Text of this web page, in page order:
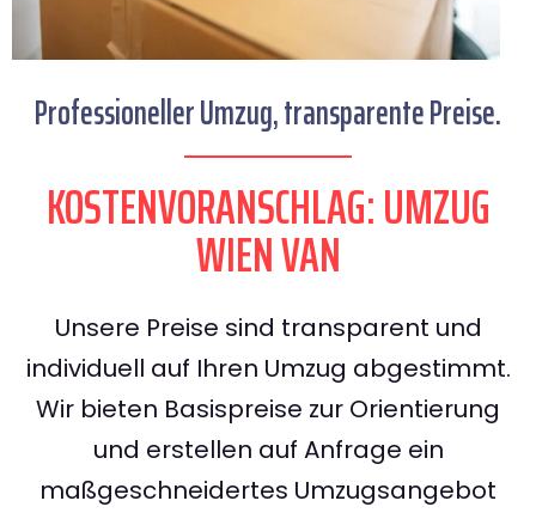
Professioneller Umzug, transparente Preise.
KOSTENVORANSCHLAG: UMZUG
WIEN VAN
Unsere Preise sind transparent und
individuell auf Ihren Umzug abgestimmt.
Wir bieten Basispreise zur Orientierung
und erstellen auf Anfrage ein
maßgeschneidertes Umzugsangebot